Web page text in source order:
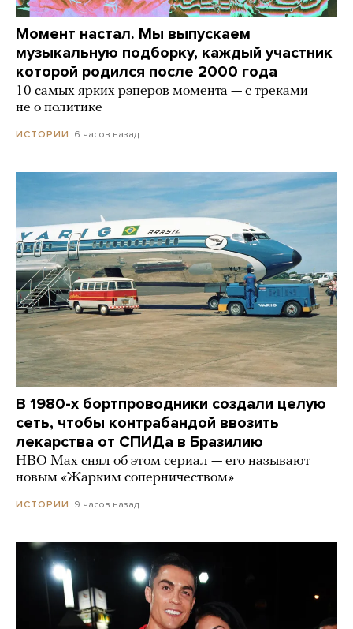
Момент настал. Мы выпускаем
музыкальную подборку, каждый участник
которой родился после 2000 года
10 самых ярких рэперов момента — с треками
не о политике
ИСТОРИИ 6 часов назад
В 1980-х бортпроводники создали целую
сеть, чтобы контрабандой ввозить
лекарства от СПИДа в Бразилию
HBO Max снял об этом сериал — его называют
новым «Жарким соперничеством»
ИСТОРИИ 9 часов назад